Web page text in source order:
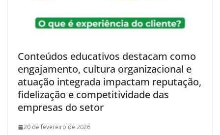
Conteúdos educativos destacam como
engajamento, cultura organizacional e
atuação integrada impactam reputação,
fidelização e competitividade das
empresas do setor
20 de fevereiro de 2026